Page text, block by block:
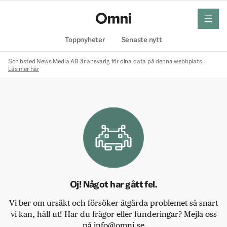
Toppnyheter Senaste nytt
meny
Schibsted News Media AB är ansvarig för dina data på denna webbplats.
Läs mer här
Oj! Något har gått fel.
Vi ber om ursäkt och försöker åtgärda problemet så snart
vi kan, håll ut! Har du frågor eller funderingar? Mejla oss